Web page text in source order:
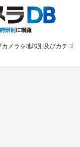
メラを地域別及びカテゴ